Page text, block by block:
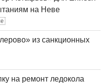
на Неве
из санкционных
на ремонт ледокола